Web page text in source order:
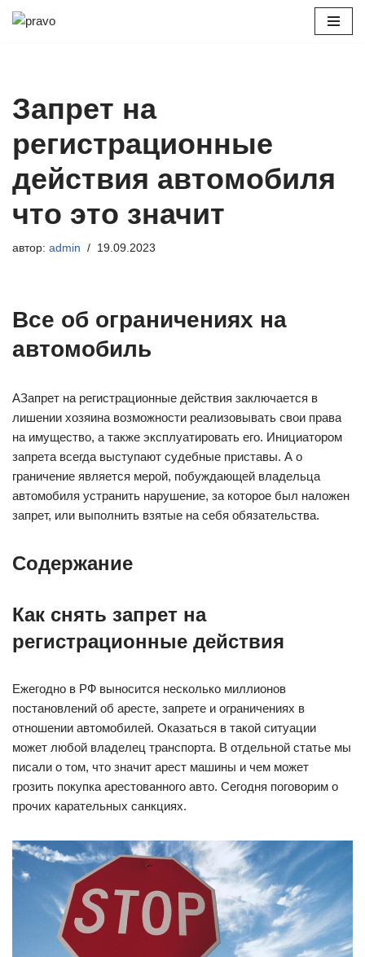
Запрет на
регистрационные
действия автомобиля
что это значит
автор: admin 19.09.2023
Все об ограничениях на
автомобиль
АЗапрет на регистрационные действия заключается в
лишении хозяина возможности реализовывать свои права
на имущество, а также эксплуатировать его. Инициатором
запрета всегда выступают судебные приставы. А о
граничение является мерой, побуждающей владельца
автомобиля устранить нарушение, за которое был наложен
запрет, или выполнить взятые на себя обязательства.
Содержание
Как снять запрет на
регистрационные действия
Ежегодно в РФ выносится несколько миллионов
постановлений об аресте, запрете и ограничениях в
отношении автомобилей. Оказаться в такой ситуации
может любой владелец транспорта. В отдельной статье мы
писали о том, что значит арест машины и чем может
грозить покупка арестованного авто. Сегодня поговорим о
прочих карательных санкциях.